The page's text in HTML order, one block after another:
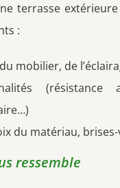
terrasse extérieure
:
mobilier, de
(résistance
du matériau,
ressemble